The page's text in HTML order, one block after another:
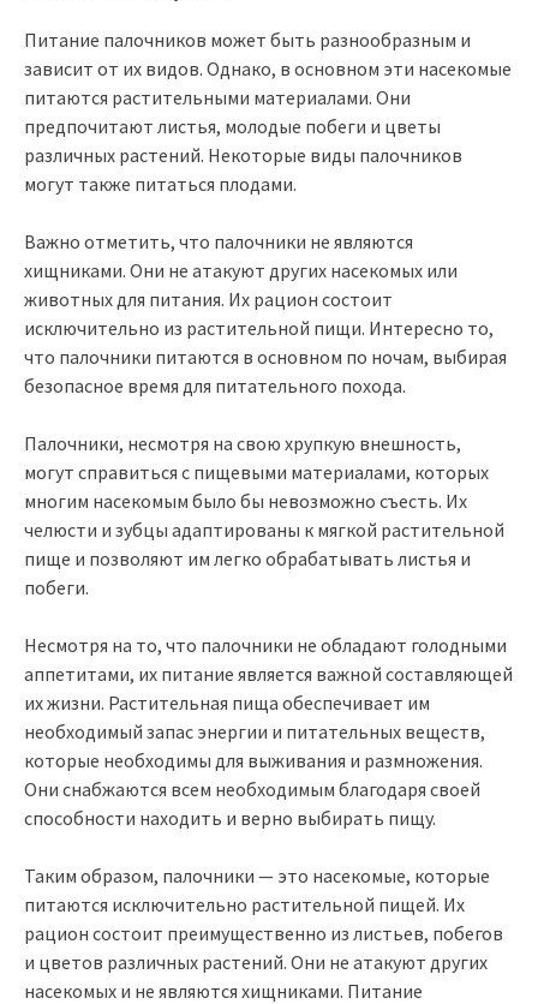
Питание палочников может быть разнообразным и
зависит от их видов. Однако, в основном эти насекомые
питаются растительными материалами. Они
предпочитают листья, молодые побеги и цветы
различных растений. Некоторые виды палочников
могут также питаться плодами.
Важно отметить, что палочники не являются
хищниками. Они не атакуют других насекомых или
животных для питания. Их рацион состоит
исключительно из растительной пищи. Интересно то,
что палочники питаются в основном по ночам, выбирая
безопасное время для питательного похода.
Палочники, несмотря на свою хрупкую внешность,
могут справиться с пищевыми материалами, которых
многим насекомым было бы невозможно съесть. Их
челюсти и зубцы адаптированы к мягкой растительной
пище и позволяют им легко обрабатывать листья и
побеги.
Несмотря на то, что палочники не обладают голодными
аппетитами, их питание является важной составляющей
их жизни. Растительная пища обеспечивает им
необходимый запас энергии и питательных веществ,
которые необходимы для выживания и размножения.
Они снабжаются всем необходимым благодаря своей
способности находить и верно выбирать пищу.
Таким образом, палочники — это насекомые, которые
питаются исключительно растительной пищей. Их
рацион состоит преимущественно из листьев, побегов
и цветов различных растений. Они не атакуют других
насекомых и не являются хищниками. Питание